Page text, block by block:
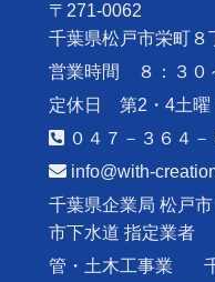
〒271-0062
千葉県松戸市栄町８
営業時間 ８：３０
定休日 第2・4土曜
０４７－３６４－
info@with-
千葉県企業局 松戸
市下水道 指定業者
管・土木工事業